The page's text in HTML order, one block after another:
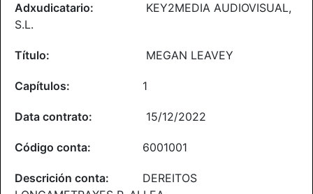
KEY2MEDIA AUDIOVISUAL,
S.L.
MEGAN LEAVEY
1
15/12/2022
6001001
DEREITOS